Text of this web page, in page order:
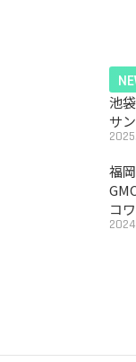
池
サ
福
コ